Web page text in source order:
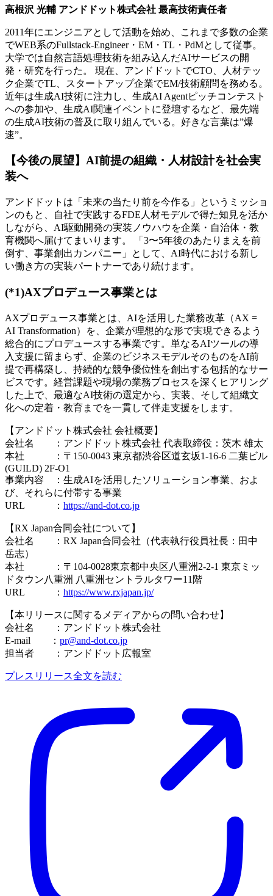
高根沢 光輔 アンドドット株式会社 最高技術責任者
2011年にエンジニアとして活動を始め、これまで多数の企業
でWEB系のFullstack-Engineer・EM・TL・PdMとして従事。
大学では自然言語処理技術を組み込んだAIサービスの開
発・研究を行った。 現在、アンドドットでCTO、人材テッ
ク企業でTL、スタートアップ企業でEM/技術顧問を務める。
近年は生成AI技術に注力し、生成AI Agentピッチコンテスト
への参加や、生成AI関連イベントに登壇するなど、最先端
の生成AI技術の普及に取り組んでいる。好きな言葉は”爆
速”。
【今後の展望】AI前提の組織・人材設計を社会実
装へ
アンドドットは「未来の当たり前を今作る」というミッショ
ンのもと、自社で実践するFDE人材モデルで得た知見を活か
しながら、AI駆動開発の実装ノウハウを企業・自治体・教
育機関へ届けてまいります。 「3〜5年後のあたりまえを前
倒す、事業創出カンパニー」として、AI時代における新し
い働き方の実装パートナーであり続けます。
(*1)AXプロデュース事業とは
AXプロデュース事業とは、AIを活用した業務改革（AX =
AI Transformation）を、企業が理想的な形で実現できるよう
総合的にプロデュースする事業です。単なるAIツールの導
入支援に留まらず、企業のビジネスモデルそのものをAI前
提で再構築し、持続的な競争優位性を創出する包括的なサー
ビスです。経営課題や現場の業務プロセスを深くヒアリング
した上で、最適なAI技術の選定から、実装、そして組織文
化への定着・教育までを一貫して伴走支援をします。
【アンドドット株式会社 会社概要】
会社名 ：アンドドット株式会社 代表取締役：茨木 雄太
本社 ：〒150-0043 東京都渋谷区道玄坂1-16-6 二葉ビル
(GUILD) 2F-O1
事業内容 ：生成AIを活用したソリューション事業、およ
び、それらに付帯する事業
URL ： https://and-dot.co.jp
【RX Japan合同会社について】
会社名 ：RX Japan合同会社（代表執行役員社長：田中
岳志）
本社 ：〒104-0028東京都中央区八重洲2-2-1 東京ミッ
ドタウン八重洲 八重洲セントラルタワー11階
URL ： https://www.rxjapan.jp/
【本リリースに関するメディアからの問い合わせ】
会社名 ：アンドドット株式会社
E-mail ： pr@and-dot.co.jp
担当者 ：アンドドット広報室
プレスリリース全文を読む